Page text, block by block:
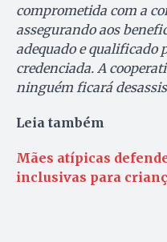
comprometida com a
assegurando aos
adequado e qualificado
credenciada. A
ninguém ficará
Leia também
Mães atípicas
inclusivas para